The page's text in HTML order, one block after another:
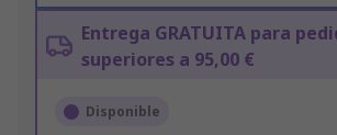
Entrega GRATUITA para
superiores a 95,00 €
Disponible